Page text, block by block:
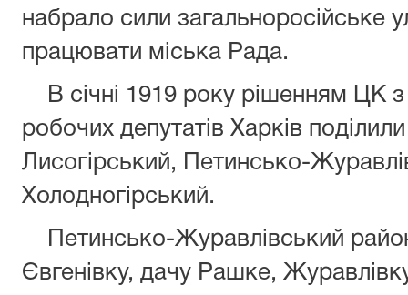
набрало сили загальноросійське
працювати міська Рада.
В січні 1919 року рішенням ЦК з
робочих депутатів Харків
Лисогірський, Петинсько-
Холодногірський.
Петинсько-Журавлівський
Євгенівку, дачу Рашке,